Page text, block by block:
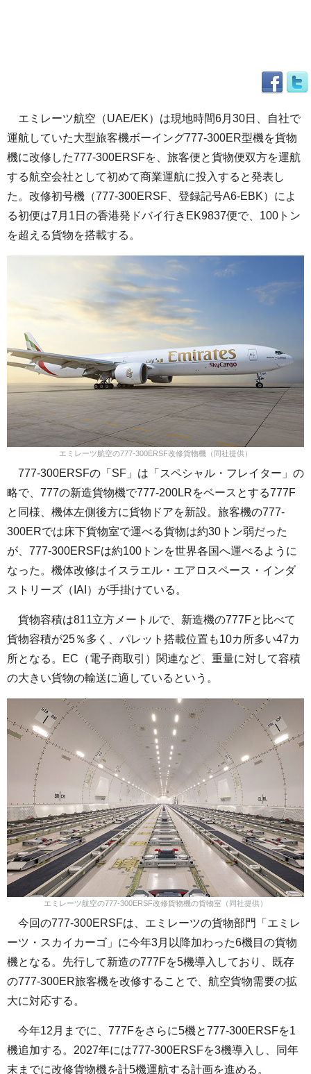
エミレーツ航空（UAE/EK）は現地時間6月30日、自社で
運航していた大型旅客機ボーイング777-300ER型機を貨物
機に改修した777-300ERSFを、旅客便と貨物便双方を運航
する航空会社として初めて商業運航に投入すると発表し
た。改修初号機（777-300ERSF、登録記号A6-EBK）によ
る初便は7月1日の香港発ドバイ行きEK9837便で、100トン
を超える貨物を搭載する。
エミレーツ航空の777-300ERSF改修貨物機（同社提供）
777-300ERSFの「SF」は「スペシャル・フレイター」の
略で、777の新造貨物機で777-200LRをベースとする777F
と同様、機体左側後方に貨物ドアを新設。旅客機の777-
300ERでは床下貨物室で運べる貨物は約30トン弱だった
が、777-300ERSFは約100トンを世界各国へ運べるように
なった。機体改修はイスラエル・エアロスペース・インダ
ストリーズ（IAI）が手掛けている。
貨物容積は811立方メートルで、新造機の777Fと比べて
貨物容積が25％多く、パレット搭載位置も10カ所多い47カ
所となる。EC（電子商取引）関連など、重量に対して容積
の大きい貨物の輸送に適しているという。
エミレーツ航空の777-300ERSF改修貨物機の貨物室（同社提供）
今回の777-300ERSFは、エミレーツの貨物部門「エミレ
ーツ・スカイカーゴ」に今年3月以降加わった6機目の貨物
機となる。先行して新造の777Fを5機導入しており、既存
の777-300ER旅客機を改修することで、航空貨物需要の拡
大に対応する。
今年12月までに、777Fをさらに5機と777-300ERSFを1
機追加する。2027年には777-300ERSFを3機導入し、同年
末までに改修貨物機を計5機運航する計画を進める。